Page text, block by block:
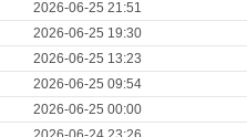
2026-06-25 21:51
2026-06-25 19:30
2026-06-25 13:23
2026-06-25 09:54
2026-06-25 00:00